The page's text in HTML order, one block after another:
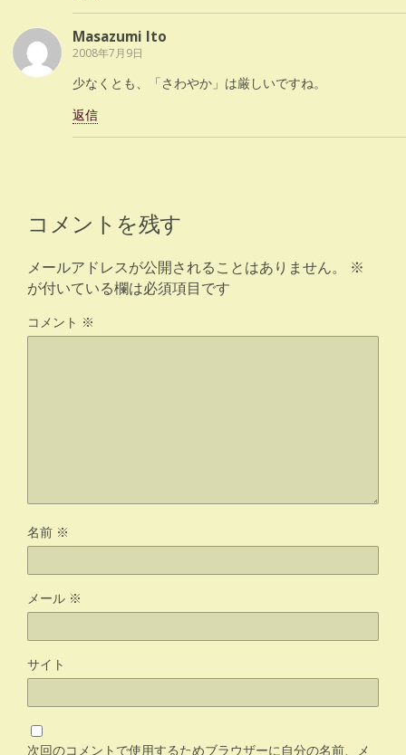
Masazumi Ito
2008年7月9日
少なくとも、「さわやか」は厳しいですね。
返信
コメントを残す
メールアドレスが公開されることはありません。
※
が付いている欄は必須項目です
コメント ※
名前 ※
メール ※
サイト
次回のコメントで使用するためブラウザーに自分の名前、メ